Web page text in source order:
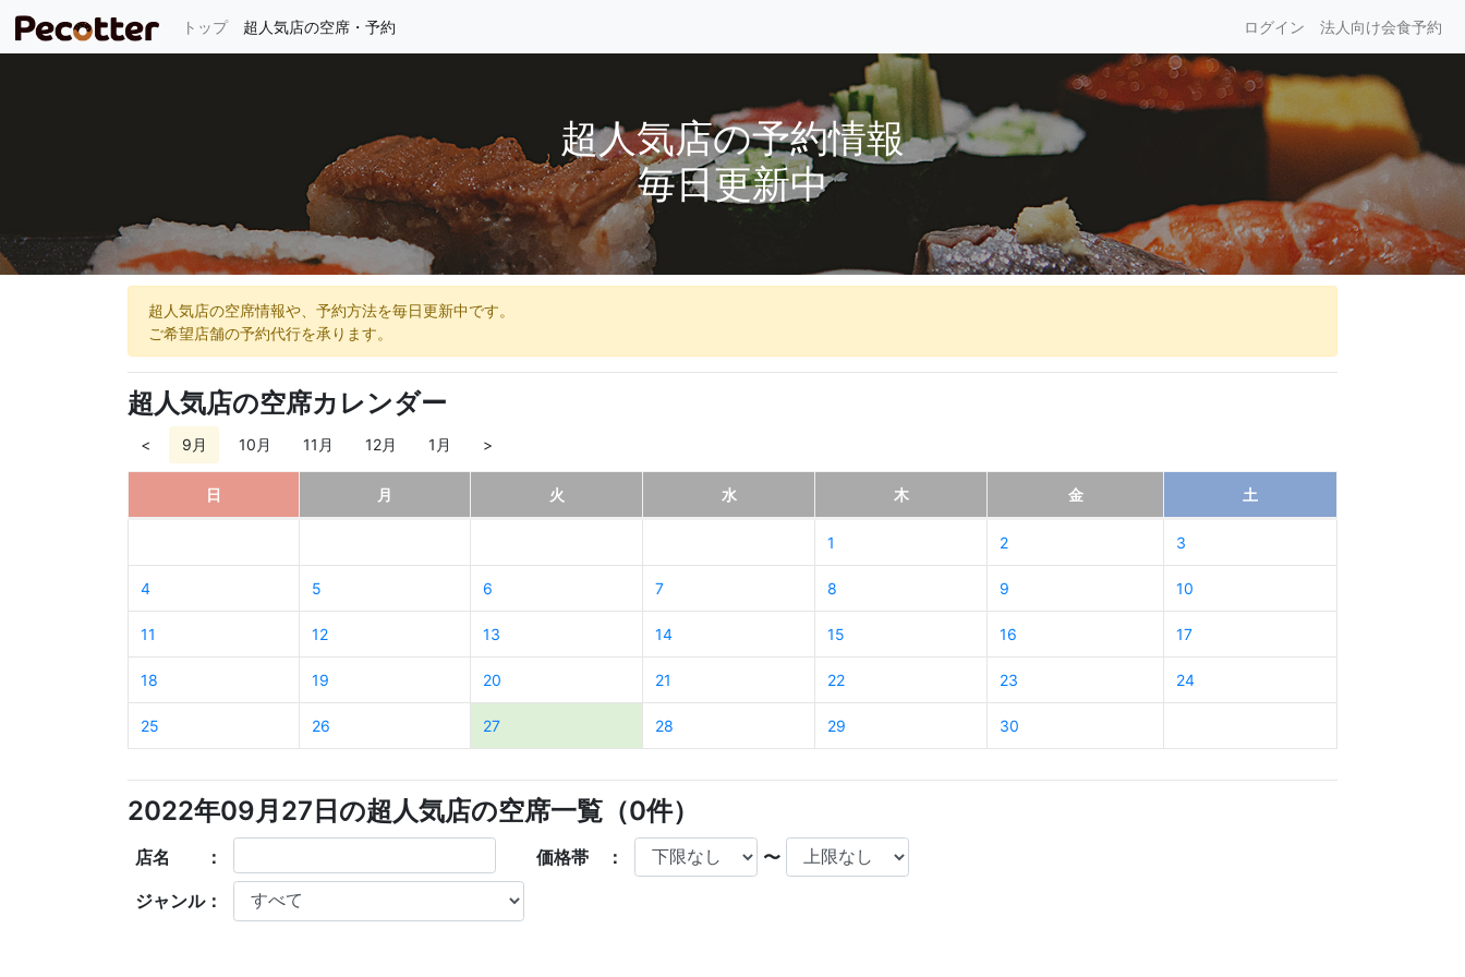
トップ(current)
超人気店の空席・予約 ログイン 法人向け会食予約
超人気店の予約情報
毎日更新中
超人気店の空席情報や、予約方法を毎日更新中です。
ご希望店舗の予約代行を承ります。
超人気店の空席カレンダー
< 9月 10月 11月 12月 1月 >
日 月 火 水 木 金 土
1 2 3
4 5 6 7 8 9 10
11 12 13 14 15 16 17
18 19 20 21 22 23 24
25 26 27 28 29 30
2022年09月27日の超人気店の空席一覧（0件）
店名 ： 価格帯 ： 〜
ジャンル：